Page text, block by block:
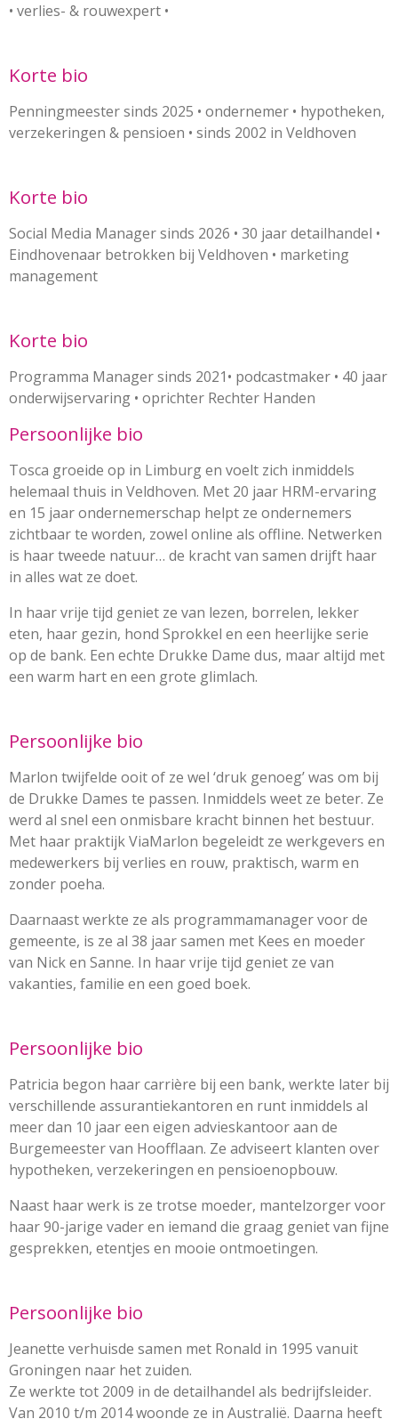
• verlies- & rouwexpert •
Korte bio
Penningmeester sinds 2025 • ondernemer • hypotheken,
verzekeringen & pensioen • sinds 2002 in Veldhoven
Korte bio
Social Media Manager sinds 2026 • 30 jaar detailhandel •
Eindhovenaar betrokken bij Veldhoven • marketing
management
Korte bio
Programma Manager sinds 2021• podcastmaker • 40 jaar
onderwijservaring • oprichter Rechter Handen
Persoonlijke bio
Tosca groeide op in Limburg en voelt zich inmiddels
helemaal thuis in Veldhoven. Met 20 jaar HRM-ervaring
en 15 jaar ondernemerschap helpt ze ondernemers
zichtbaar te worden, zowel online als offline. Netwerken
is haar tweede natuur… de kracht van samen drijft haar
in alles wat ze doet.
In haar vrije tijd geniet ze van lezen, borrelen, lekker
eten, haar gezin, hond Sprokkel en een heerlijke serie
op de bank. Een echte Drukke Dame dus, maar altijd met
een warm hart en een grote glimlach.
Persoonlijke bio
Marlon twijfelde ooit of ze wel ‘druk genoeg’ was om bij
de Drukke Dames te passen. Inmiddels weet ze beter. Ze
werd al snel een onmisbare kracht binnen het bestuur.
Met haar praktijk ViaMarlon begeleidt ze werkgevers en
medewerkers bij verlies en rouw, praktisch, warm en
zonder poeha.
Daarnaast werkte ze als programmamanager voor de
gemeente, is ze al 38 jaar samen met Kees en moeder
van Nick en Sanne. In haar vrije tijd geniet ze van
vakanties, familie en een goed boek.
Persoonlijke bio
Patricia begon haar carrière bij een bank, werkte later bij
verschillende assurantiekantoren en runt inmiddels al
meer dan 10 jaar een eigen advieskantoor aan de
Burgemeester van Hoofflaan. Ze adviseert klanten over
hypotheken, verzekeringen en pensioenopbouw.
Naast haar werk is ze trotse moeder, mantelzorger voor
haar 90-jarige vader en iemand die graag geniet van fijne
gesprekken, etentjes en mooie ontmoetingen.
Persoonlijke bio
Jeanette verhuisde samen met Ronald in 1995 vanuit
Groningen naar het zuiden.
Ze werkte tot 2009 in de detailhandel als bedrijfsleider.
Van 2010 t/m 2014 woonde ze in Australië. Daarna heeft